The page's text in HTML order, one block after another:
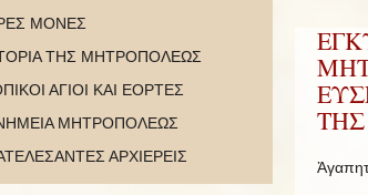
ΜΟΝΕΣ
ΤΗΣ ΜΗΤΡΟΠΟΛΕΩΣ
ΑΓΙΟΙ ΚΑΙ ΕΟΡΤΕΣ
ΜΗΤΡΟΠΟΛΕΩΣ
ΑΡΧΙΕΡΕΙΣ